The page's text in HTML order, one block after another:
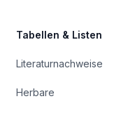
Tabellen & Listen
Literaturnachweise
Herbare